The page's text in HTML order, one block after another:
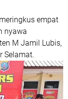
empat
nyawa
M Jamil Lubis,
Selamat.